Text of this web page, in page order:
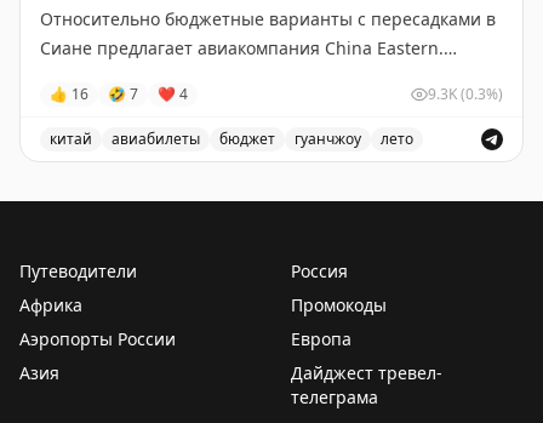
Относительно бюджетные варианты с пересадками в
Сиане предлагает авиакомпания China Eastern.
дней, 5 сентября можно за 27 тыс. руб., включая
багаж.
👍 16 🤣 7 ❤ 4 9.3K(0.3%)
китай авиабилеты бюджет гуанчжоу лето
Путеводители
Россия
Африка
Промокоды
Аэропорты России
Европа
Азия
Дайджест тревел-
телеграма